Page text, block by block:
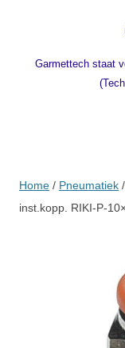
Garmettech staat
Home / Pneumatiek /
inst.kopp. RIKI-P-